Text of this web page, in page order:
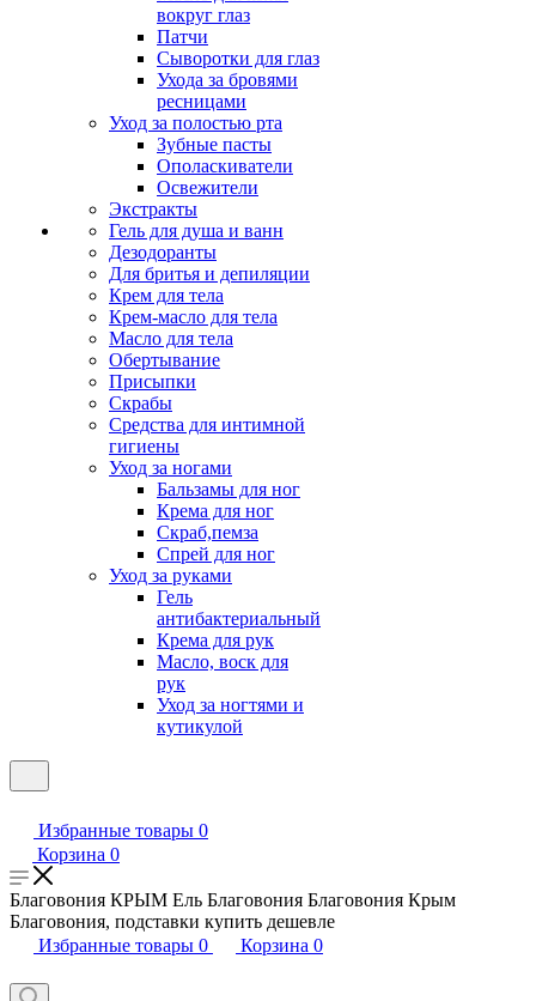
вокруг глаз
Патчи
Сыворотки для глаз
Ухода за бровями
ресницами
Уход за полостью рта
Зубные пасты
Ополаскиватели
Освежители
Экстракты
Гель для душа и ванн
Дезодоранты
Для бритья и депиляции
Крем для тела
Крем-масло для тела
Масло для тела
Обертывание
Присыпки
Скрабы
Средства для интимной
гигиены
Уход за ногами
Бальзамы для ног
Крема для ног
Скраб,пемза
Спрей для ног
Уход за руками
Гель
антибактериальный
Крема для рук
Масло, воск для
рук
Уход за ногтями и
кутикулой
Избранные товары 0
Корзина 0
Благовония КРЫМ Ель Благовония Благовония Крым
Благовония, подставки купить дешевле
Избранные товары 0 Корзина 0